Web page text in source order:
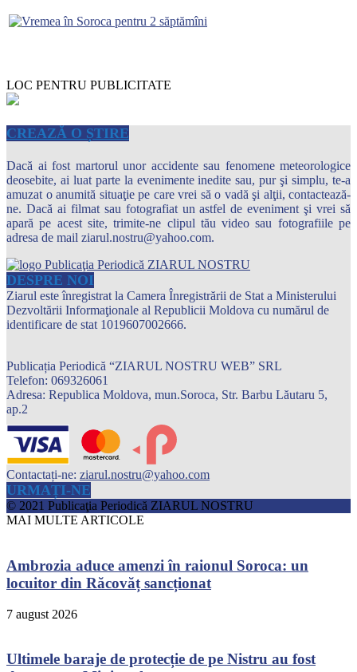
LOC PENTRU PUBLICITATE
CREAZĂ O ȘTIRE
Dacă ai fost martorul unor accidente sau fenomene meteorologice
deosebite, ai luat parte la evenimente inedite sau, pur şi simplu, te-a
amuzat o anumită situaţie pe care vrei să o vadă şi alţii, contactează-
ne. Dacă ai filmat sau fotografiat un astfel de eveniment şi vrei să
apară pe acest site, trimite-ne clipul tău video sau fotografiile pe
adresa de mail ziarul.nostru@yahoo.com.
DESPRE NOI
Ziarul este înregistrat la Camera Înregistrării de Stat a Ministerului
Dezvoltării Informaţionale al Republicii Moldova cu numărul de
identificare de stat 1019607002666.
Publicația Periodică “ZIARUL NOSTRU WEB” SRL
Telefon: 069326061
Adresa: Republica Moldova, mun.Soroca, Str. Barbu Lăutaru 5,
ap.2
Contactați-ne: ziarul.nostru@yahoo.com
URMAȚI-NE
© 2021 Publicaţia Periodică ZIARUL NOSTRU
MAI MULTE ARTICOLE
Ambrozia aduce amenzi în raionul Soroca: un
locuitor din Răcovăț sancționat
7 august 2026
Ultimele baraje de protecție de pe Nistru au fost